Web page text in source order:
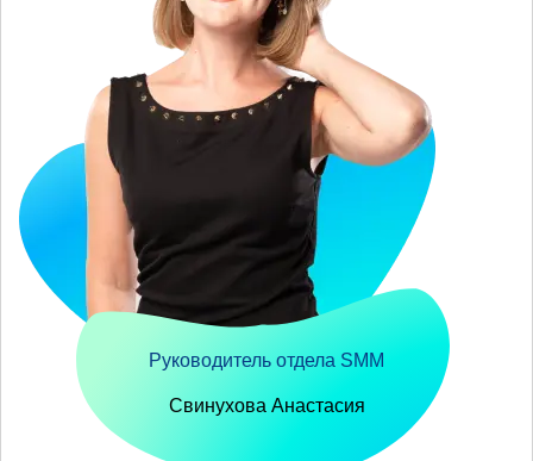
Руководитель отдела SMM
Свинухова Анастасия